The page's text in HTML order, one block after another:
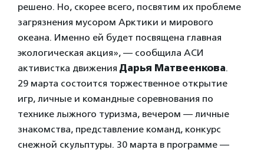
решено. Но, скорее всего, посвятим их проблеме
загрязнения мусором Арктики и мирового
океана. Именно ей будет посвящена главная
экологическая акция», — сообщила АСИ
активистка движения Дарья Матвеенкова.
29 марта состоится торжественное открытие
игр, личные и командные соревнования по
технике лыжного туризма, вечером — личные
знакомства, представление команд, конкурс
снежной скульптуры. 30 марта в программе —